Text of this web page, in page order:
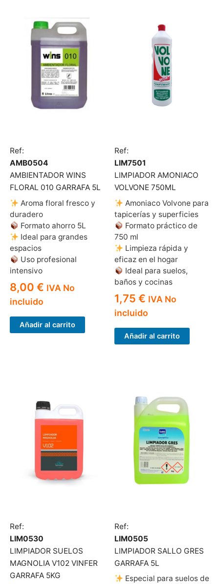
Ref:
AMB0504
AMBIENTADOR WINS
FLORAL 010 GARRAFA 5L
Aroma floral fresco y
duradero
Formato ahorro 5L
Ideal para grandes
espacios
Uso profesional
intensivo
8,00 € IVA No
incluido
Añadir al carrito
Ref:
LIM7501
LIMPIADOR AMONIACO
VOLVONE 750ML
Amoniaco Volvone para
tapicerías y superficies
Formato práctico de
750 ml
Limpieza rápida y
eficaz en el hogar
Ideal para suelos,
baños y cocinas
1,75 € IVA No
incluido
Añadir al carrito
Ref:
LIM0530
LIMPIADOR SUELOS
MAGNOLIA V102 VINFER
GARRAFA 5KG
Ref:
LIM0505
LIMPIADOR SALLO GRES
GARRAFA 5L
Especial para suelos de